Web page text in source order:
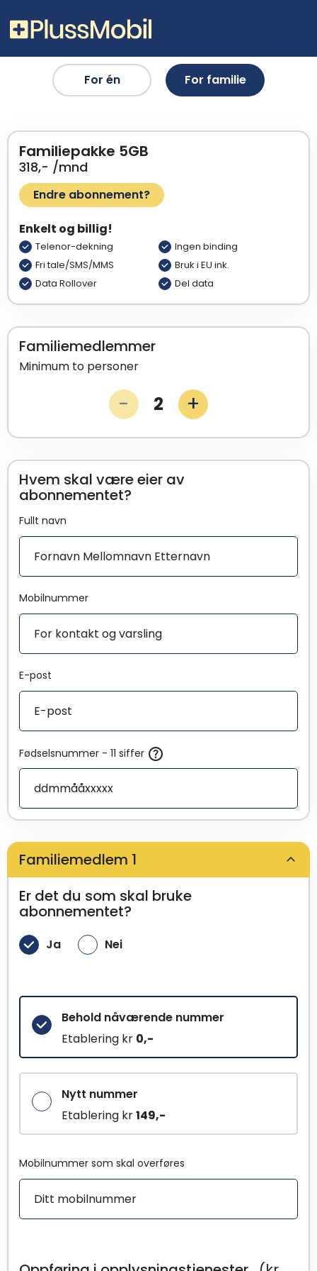
For én For familie
Familiepakke 5GB
318,- /mnd
Endre abonnement?
Enkelt og billig!
Telenor-dekning
Ingen binding
Fri tale/SMS/MMS
Bruk i EU ink.
Data Rollover
Del data
Familiemedlemmer
Minimum to personer
- 2 +
Hvem skal være eier av
abonnementet?
Fullt navn
Mobilnummer
E-post
Fødselsnummer - 11 siffer
Familiemedlem 1
Er det du som skal bruke
abonnementet?
Ja Nei
Behold nåværende nummer
Etablering kr 0,-
Nytt nummer
Etablering kr149,-
Mobilnummer som skal overføres